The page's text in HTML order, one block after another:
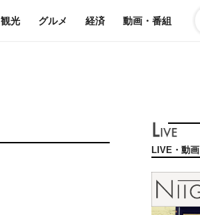
観光 グルメ 経済 動画・番組
LIVE・動画